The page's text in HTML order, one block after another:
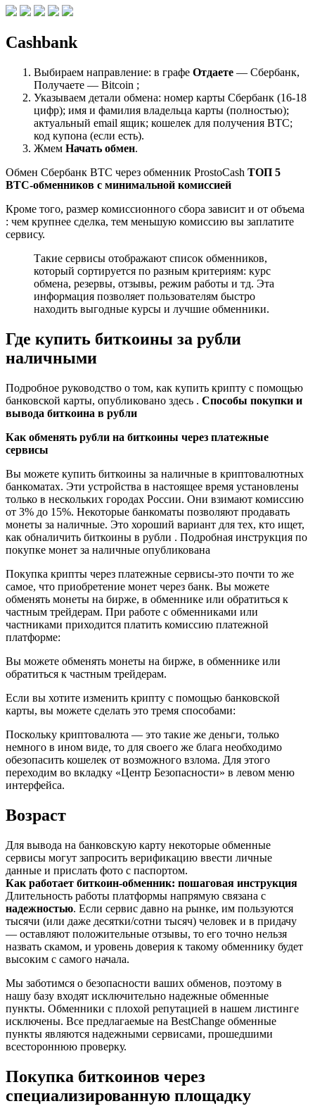
Cashbank
Выбираем направление: в графе Отдаете — Сбербанк,
Получаете — Bitcoin ;
Указываем детали обмена: номер карты Сбербанк (16-18
цифр); имя и фамилия владельца карты (полностью);
актуальный email ящик; кошелек для получения BTC;
код купона (если есть).
Жмем Начать обмен.
Обмен Сбербанк BTC через обменник ProstoCash ТОП 5
BTC-обменников с минимальной комиссией
Кроме того, размер комиссионного сбора зависит и от объема
: чем крупнее сделка, тем меньшую комиссию вы заплатите
сервису.
Такие сервисы отображают список обменников,
который сортируется по разным критериям: курс
обмена, резервы, отзывы, режим работы и тд. Эта
информация позволяет пользователям быстро
находить выгодные курсы и лучшие обменники.
Где купить биткоины за рубли
наличными
Подробное руководство о том, как купить крипту с помощью
банковской карты, опубликовано здесь . Способы покупки и
вывода биткоина в рубли
Как обменять рубли на биткоины через платежные
сервисы
Вы можете купить биткоины за наличные в криптовалютных
банкоматах. Эти устройства в настоящее время установлены
только в нескольких городах России. Они взимают комиссию
от 3% до 15%. Некоторые банкоматы позволяют продавать
монеты за наличные. Это хороший вариант для тех, кто ищет,
как обналичить биткоины в рубли . Подробная инструкция по
покупке монет за наличные опубликована
Покупка крипты через платежные сервисы-это почти то же
самое, что приобретение монет через банк. Вы можете
обменять монеты на бирже, в обменнике или обратиться к
частным трейдерам. При работе с обменниками или
частниками приходится платить комиссию платежной
платформе:
Вы можете обменять монеты на бирже, в обменнике или
обратиться к частным трейдерам.
Если вы хотите изменить крипту с помощью банковской
карты, вы можете сделать это тремя способами:
Поскольку криптовалюта — это такие же деньги, только
немного в ином виде, то для своего же блага необходимо
обезопасить кошелек от возможного взлома. Для этого
переходим во вкладку «Центр Безопасности» в левом меню
интерфейса.
Возраст
Для вывода на банковскую карту некоторые обменные
сервисы могут запросить верификацию ввести личные
данные и прислать фото с паспортом.
Как работает биткоин-обменник: пошаговая инструкция
Длительность работы платформы напрямую связана с
надежностью. Если сервис давно на рынке, им пользуются
тысячи (или даже десятки/сотни тысяч) человек и в придачу
— оставляют положительные отзывы, то его точно нельзя
назвать скамом, и уровень доверия к такому обменнику будет
высоким с самого начала.
Мы заботимся о безопасности ваших обменов, поэтому в
нашу базу входят исключительно надежные обменные
пункты. Обменники с плохой репутацией в нашем листинге
исключены. Все предлагаемые на BestChange обменные
пункты являются надежными сервисами, прошедшими
всестороннюю проверку.
Покупка биткоинов через
специализированную площадку